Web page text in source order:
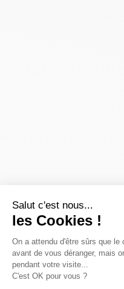
Salut c'est nous...
les Cookies !
On a attendu d'être sûrs que
avant de vous déranger, mais
pendant votre visite...
C'est OK pour vous ?